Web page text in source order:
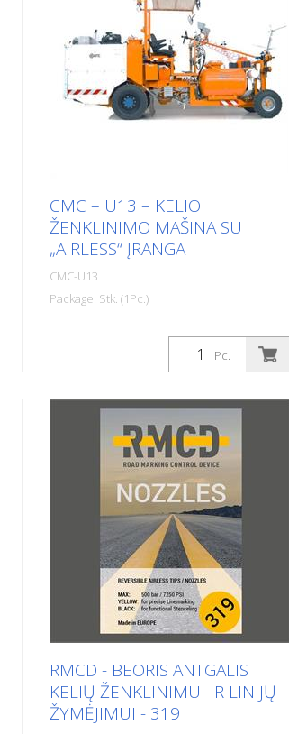
CMC – U13 – KELIO
ŽENKLINIMO MAŠINA SU
„AIRLESS“ ĮRANGA
CMC-U13
Package: Stk. (1Pc.)
Savaeigė važiuojamoji kelių ženklinimo
mašina, skirta darbams, kai reikia
užtikrinti labai didelę dažų talpą, didelį
ženklinimo našumą ir stabilumą
naudojant kompaktišką keturratę
važiuojamąją mašiną. Dėl didelės bako
talpos U13 yra tinkama kelių
ženklinimo mašina kaimo keliams ir
greitkeliams. Ji taip pat tinka ženklinimo
darbams oro uostuose. Dyzelinis
variklis - Galingumas 74 AG - V pakopa
- Žibintai, indikatoriai ir visaapimantis
mirksintis žibintas Hidraulinė pavara
su: - 2 varikliai, tiesiogiai sujungti su
galiniais ratais, būgniniai stabdžiai, -
neutralioje padėtyje -Kintamo srauto
siurblys Spalvotas bakas - 500 litrų
Atspindinčių stiklo rutuliukų slėginė
Pc.
RMCD - BEORIS ANTGALIS
KELIŲ ŽENKLINIMUI IR LINIJŲ
ŽYMĖJIMUI - 319